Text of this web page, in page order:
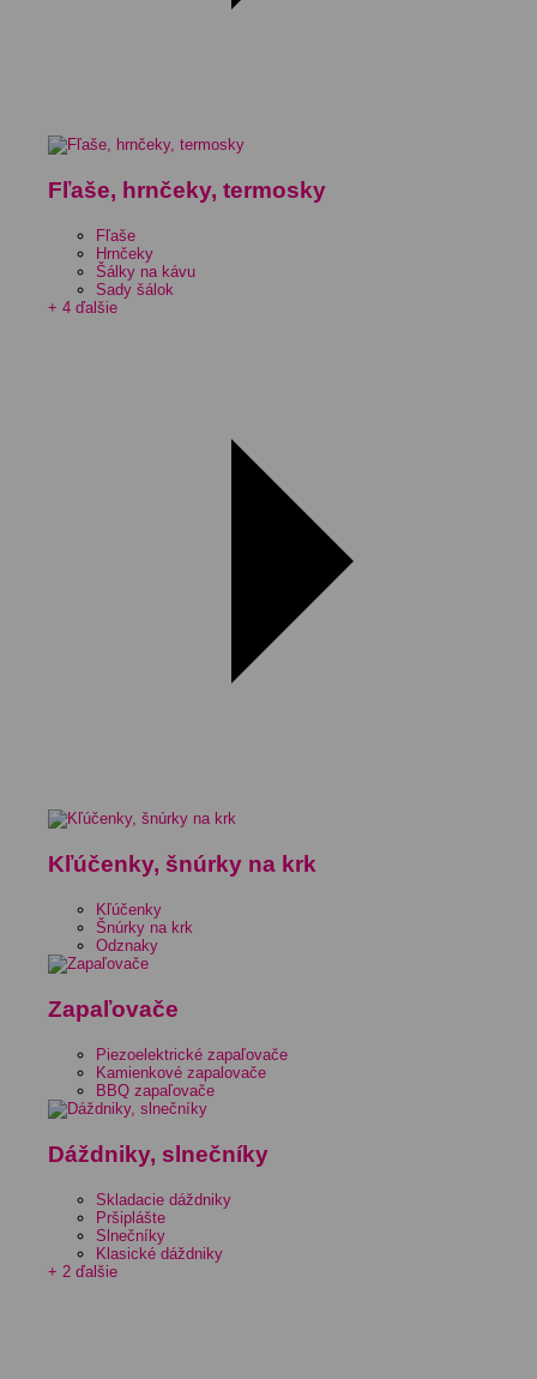
Fľaše, hrnčeky, termosky
Fľaše
Hrnčeky
Šálky na kávu
Sady šálok
+ 4 ďalšie
Kľúčenky, šnúrky na krk
Kľúčenky
Šnúrky na krk
Odznaky
Zapaľovače
Piezoelektrické zapaľovače
Kamienkové zapalovače
BBQ zapaľovače
Dáždniky, slnečníky
Skladacie dáždniky
Pršiplášte
Slnečníky
Klasické dáždniky
+ 2 ďalšie